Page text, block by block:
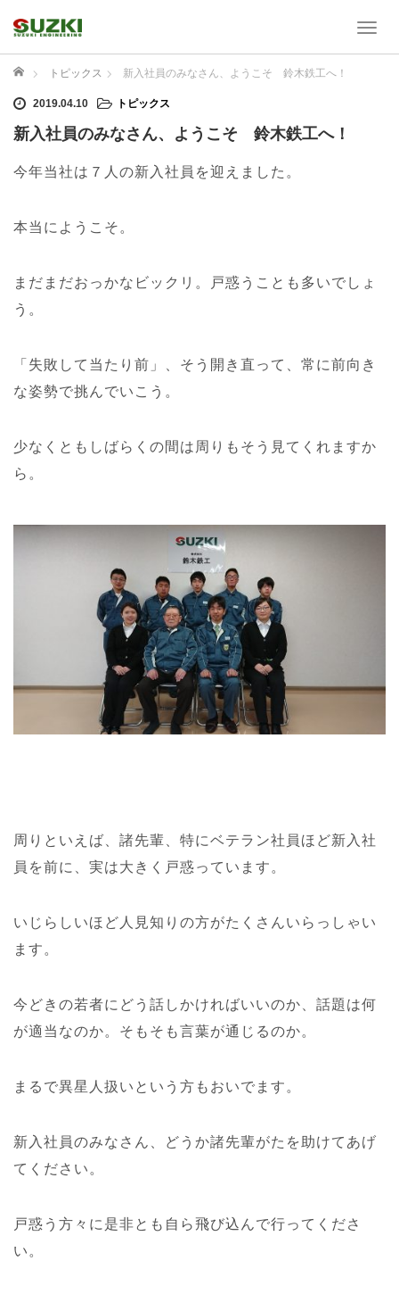
T
i
ホーム トピックス 新入社員のみなさん、ようこそ 鈴木鉄工へ！
2019.04.10 トピックス
新入社員のみなさん、ようこそ 鈴木鉄工へ！
今年当社は７人の新入社員を迎えました。
本当にようこそ。
まだまだおっかなビックリ。戸惑うことも多いでしょ
う。
「失敗して当たり前」、そう開き直って、常に前向き
な姿勢で挑んでいこう。
少なくともしばらくの間は周りもそう見てくれますか
ら。
周りといえば、諸先輩、特にベテラン社員ほど新入社
員を前に、実は大きく戸惑っています。
いじらしいほど人見知りの方がたくさんいらっしゃい
ます。
今どきの若者にどう話しかければいいのか、話題は何
が適当なのか。そもそも言葉が通じるのか。
まるで異星人扱いという方もおいでます。
新入社員のみなさん、どうか諸先輩がたを助けてあげ
てください。
戸惑う方々に是非とも自ら飛び込んで行ってくださ
い。